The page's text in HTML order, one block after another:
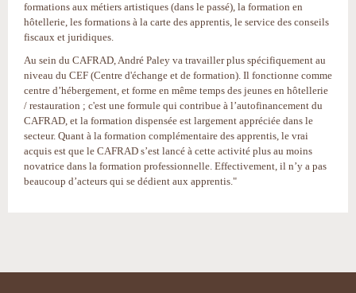
formations aux métiers artistiques (dans le passé), la formation en
hôtellerie, les formations à la carte des apprentis, le service des conseils
fiscaux et juridiques.
Au sein du CAFRAD, André Paley va travailler plus spécifiquement au
niveau du CEF (Centre d'échange et de formation). Il fonctionne comme
centre d’hébergement, et forme en même temps des jeunes en hôtellerie
/ restauration ; c'est une formule qui contribue à l’autofinancement du
CAFRAD, et la formation dispensée est largement appréciée dans le
secteur. Quant à la formation complémentaire des apprentis, le vrai
acquis est que le CAFRAD s’est lancé à cette activité plus au moins
novatrice dans la formation professionnelle. Effectivement, il n’y a pas
beaucoup d’acteurs qui se dédient aux apprentis."
document